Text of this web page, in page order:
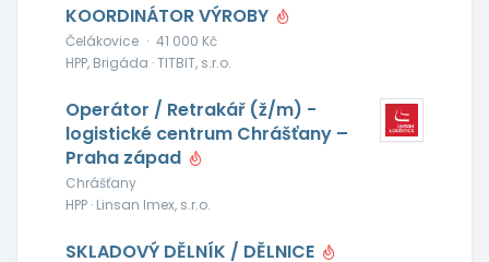
KOORDINÁTOR VÝROBY
Čelákovice · 41 000 Kč
HPP, Brigáda · TITBIT, s.r.o.
Operátor / Retrakář (ž/m) -
logistické centrum Chrášťany –
Praha západ
Chrášťany
HPP · Linsan Imex, s.r.o.
SKLADOVÝ DĚLNÍK / DĚLNICE